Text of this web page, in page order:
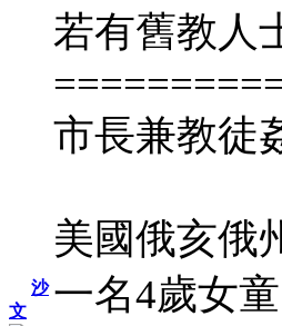
沙
文
若有舊教人
市長兼教徒
美國俄亥俄
一名4歲女